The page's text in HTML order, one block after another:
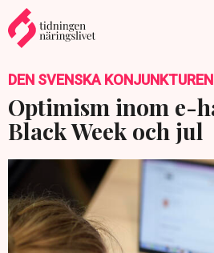
DEN SVENSKA KONJUNKTUREN
Optimism inom e-
Black Week och jul